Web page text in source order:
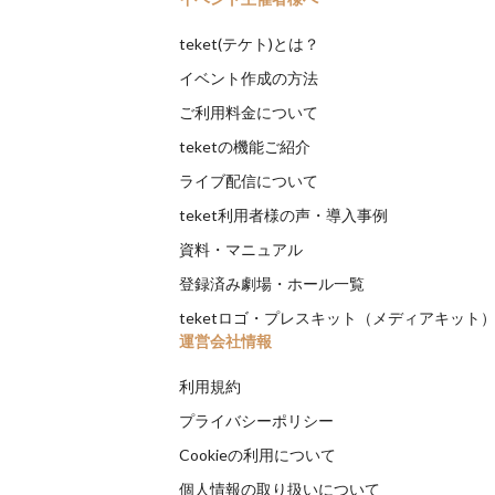
teket(テケト)とは？
イベント作成の方法
ご利用料金について
teketの機能ご紹介
ライブ配信について
teket利用者様の声・導入事例
資料・マニュアル
登録済み劇場・ホール一覧
teketロゴ・プレスキット（メディアキット）
運営会社情報
利用規約
プライバシーポリシー
Cookieの利用について
個人情報の取り扱いについて